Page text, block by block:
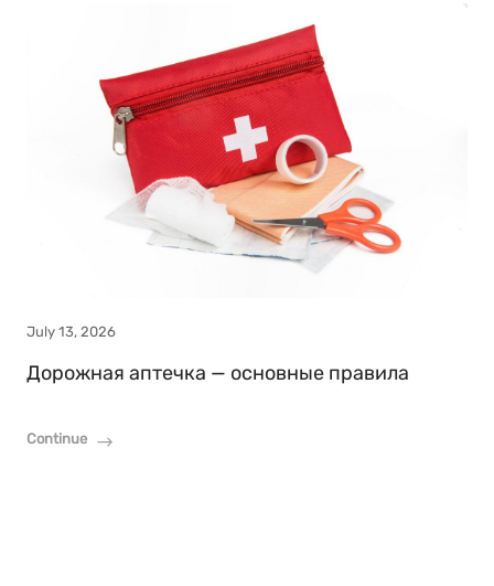
July 13, 2026
Дорожная аптечка — основные правила
Continue